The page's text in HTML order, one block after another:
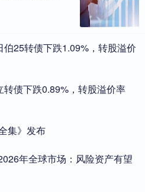
25转债下跌1.09%，转股溢价
债下跌0.89%，转股溢价率
集》发布
年全球市场：风险资产有望